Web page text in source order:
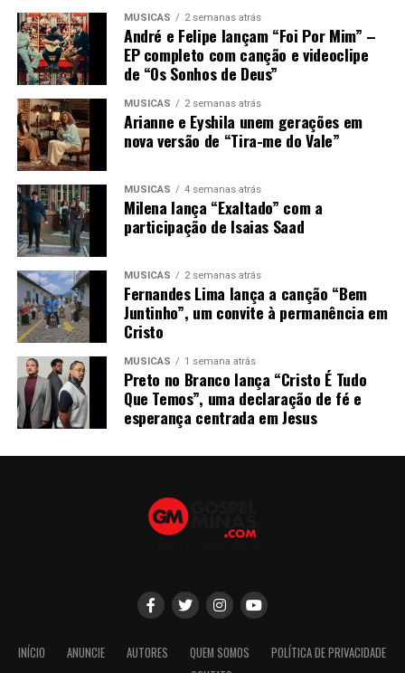
MÚSICAS 2 semanas atrás
André e Felipe lançam “Foi Por Mim” –
EP completo com canção e videoclipe
de “Os Sonhos de Deus”
MÚSICAS 2 semanas atrás
Arianne e Eyshila unem gerações em
nova versão de “Tira-me do Vale”
MÚSICAS 4 semanas atrás
Milena lança “Exaltado” com a
participação de Isaias Saad
MÚSICAS 2 semanas atrás
Fernandes Lima lança a canção “Bem
Juntinho”, um convite à permanência em
Cristo
MÚSICAS 1 semana atrás
Preto no Branco lança “Cristo É Tudo
Que Temos”, uma declaração de fé e
esperança centrada em Jesus
INÍCIO ANUNCIE AUTORES QUEM SOMOS
POLÍTICA DE PRIVACIDADE